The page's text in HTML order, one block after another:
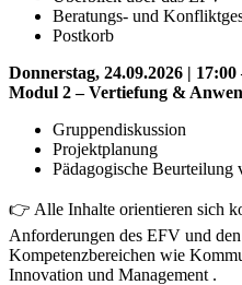
Beratungs- und
Postkorb
Donnerstag, 24.09.2026 |
Modul 2 – Vertiefung &
Gruppendiskussion
Projektplanung
Pädagogische Beurteilung
👉 Alle Inhalte orientieren sich
Anforderungen des EFV und
Kompetenzbereichen wie
Innovation und Management .